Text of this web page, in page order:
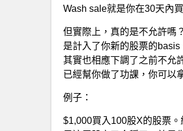
Wash sale就是你在30天內
但實際上，真的是不允許嗎
是計入了你新的股票的
其實也相應下調了之前不允
已經幫你做了功課，你可以
例子：
$1,000買入100股X的股票